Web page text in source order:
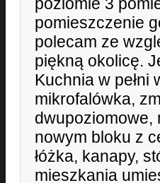
poziomie 3
pomieszczenie
polecam ze
piękną okolicę.
Kuchnia w
mikrofalówka,
dwupoziomowe,
nowym bloku z
łóżka, kanapy,
mieszkania